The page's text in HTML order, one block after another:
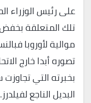
على رئيس الوزراء
تلك المتعلقة
موالية لأوروبا
تصوره أبدا خارج
بخبرته التي
البديل الناجع لفيلدرز.